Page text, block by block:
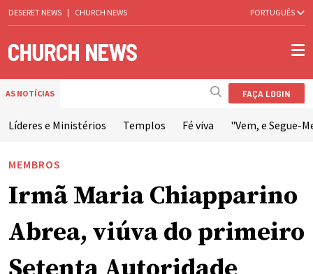
DESERET NEWS | CHURCH NEWS PORTUGUÊS
AS NOTÍCIAS FAÇA LOGIN
Líderes e Ministérios Templos Fé viva "Vem, e Segue-
MEMBROS
Irmã Maria Chiapparino
Abrea, viúva do primeiro